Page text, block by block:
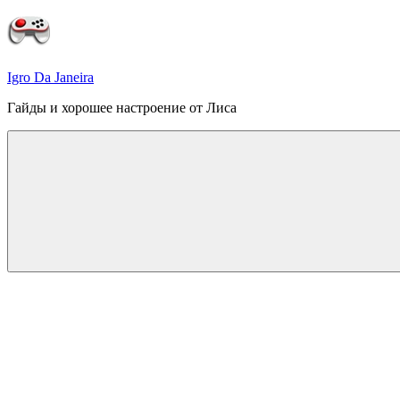
Перейти
к
содержимому
Igro Da Janeira
Гайды и хорошее настроение от Лиса